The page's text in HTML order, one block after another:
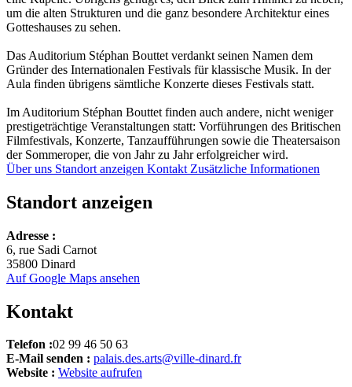
um die alten Strukturen und die ganz besondere Architektur eines
Gotteshauses zu sehen.
Das Auditorium Stéphan Bouttet verdankt seinen Namen dem
Gründer des Internationalen Festivals für klassische Musik. In der
Aula finden übrigens sämtliche Konzerte dieses Festivals statt.
Im Auditorium Stéphan Bouttet finden auch andere, nicht weniger
prestigeträchtige Veranstaltungen statt: Vorführungen des Britischen
Filmfestivals, Konzerte, Tanzaufführungen sowie die Theatersaison
der Sommeroper, die von Jahr zu Jahr erfolgreicher wird.
Über uns Standort anzeigen Kontakt Zusätzliche Informationen
Standort anzeigen
+
−
Adresse :
6, rue Sadi Carnot
35800 Dinard
Auf Google Maps ansehen
Kontakt
Telefon :02 99 46 50 63
E-Mail senden : palais.des.arts@ville-dinard.fr
Website : Website aufrufen